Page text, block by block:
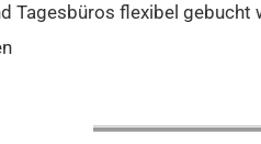
Tagesbüros flexibel gebucht